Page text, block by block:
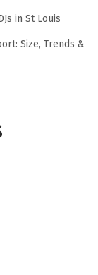
in St Louis
Size, Trends &